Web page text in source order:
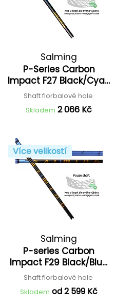
Salming
P-Series Carbon
Impact F27 Black/Cyan
'25
Shaft florbalové hole
Skladem 2 066 Kč
Více velikostí
Salming
P-series Carbon
Impact F29 Black/Blue
'26
Shaft florbalové hole
Skladem od 2 599 Kč